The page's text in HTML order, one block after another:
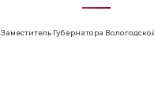
Заместитель Губернатора